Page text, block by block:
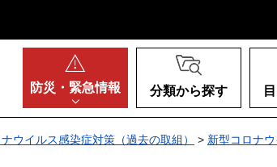
防災・ 緊急情報 分類から探す
ウイルス感染症対策（過去の取組） > 新型コロナ